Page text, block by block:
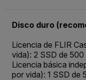
Disco duro
Licencia de FLIR
vida): 2 SSD de
Licencia básica
por vida): 1 SSD de